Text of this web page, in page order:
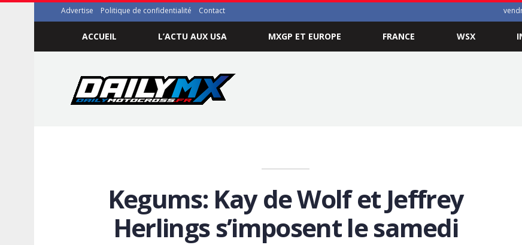
Advertise Politique de confidentialité Contact
ACCUEIL L’ACTU AUX USA MXGP ET EUROPE FRANCE WSX
Kegums: Kay de Wolf et Jeffrey
Herlings s’imposent le samedi